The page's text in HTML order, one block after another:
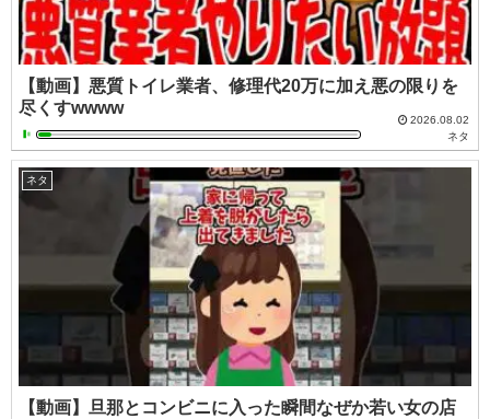
【動画】悪質トイレ業者、修理代20万に加え悪の限りを
尽くすwwww
2026.08.02
ネタ
ネタ
【動画】旦那とコンビニに入った瞬間なぜか若い女の店